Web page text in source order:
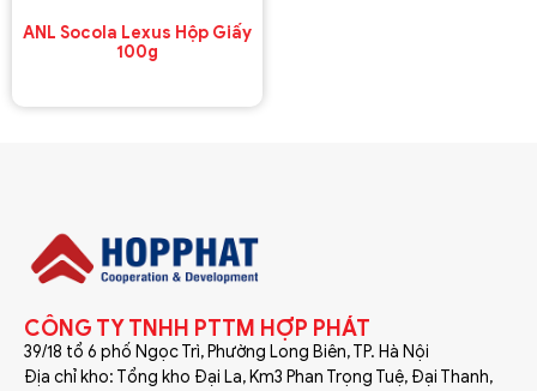
ANL Socola Lexus Hộp Giấy
100g
CÔNG TY TNHH PTTM HỢP PHÁT
39/18 tổ 6 phố Ngọc Trì, Phường Long Biên, TP. Hà Nội
Địa chỉ kho: Tổng kho Đại La, Km3 Phan Trọng Tuệ, Đại Thanh,